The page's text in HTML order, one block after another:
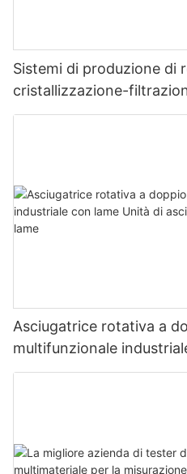
Sistemi di produzione di
cristallizzazione-
su skid
Asciugatrice rotativa a
multifunzionale
asciugatura